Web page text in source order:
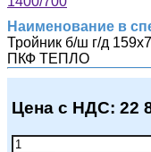
Наименование в
Тройник б/ш г/д
ПКФ ТЕПЛО
Цена с НДС: 22